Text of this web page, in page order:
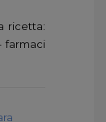
ricetta:
farmaci